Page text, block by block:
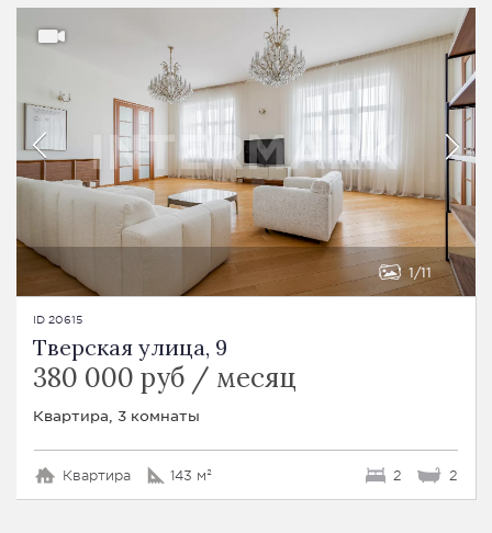
1 11
ID 20615
Тверская улица, 9
380 000 руб / месяц
Квартира, 3 комнаты
Квартира 143 м² 2 2